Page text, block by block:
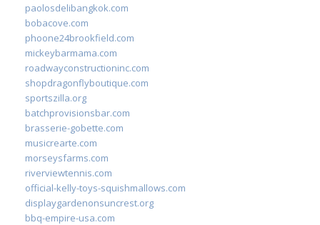
paolosdelibangkok.com
bobacove.com
phoone24brookfield.com
mickeybarmama.com
roadwayconstructioninc.com
shopdragonflyboutique.com
sportszilla.org
batchprovisionsbar.com
brasserie-gobette.com
musicrearte.com
morseysfarms.com
riverviewtennis.com
official-kelly-toys-squishmallows.com
displaygardenonsuncrest.org
bbq-empire-usa.com